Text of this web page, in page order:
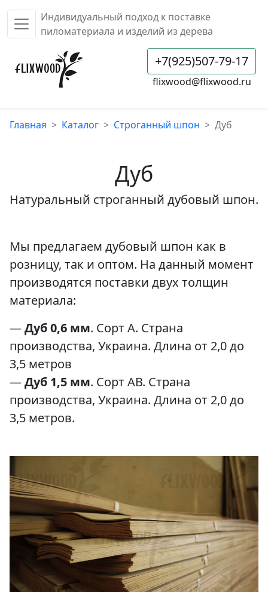
Индивидуальный подход к поставке
пиломатериала и изделий из дерева
+7(925)507-79-17
flixwood@flixwood.ru
Главная Каталог Строганный шпон Дуб
Дуб
Натуральный строганный дубовый шпон.
Мы предлагаем дубовый шпон как в
розницу, так и оптом. На данный момент
производятся поставки двух толщин
материала:
—Дуб 0,6 мм. Сорт А. Страна
производства, Украина. Длина от 2,0 до
3,5 метров
—Дуб 1,5 мм. Сорт АВ. Страна
производства, Украина. Длина от 2,0 до
3,5 метров.